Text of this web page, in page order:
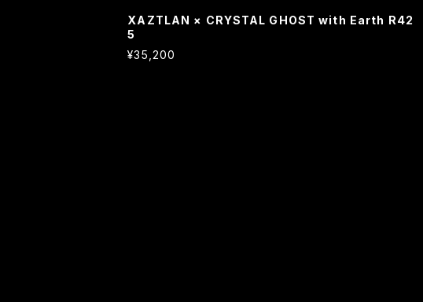
XAZTLAN × CRYSTAL GHOST with Earth R42
5
¥35,200